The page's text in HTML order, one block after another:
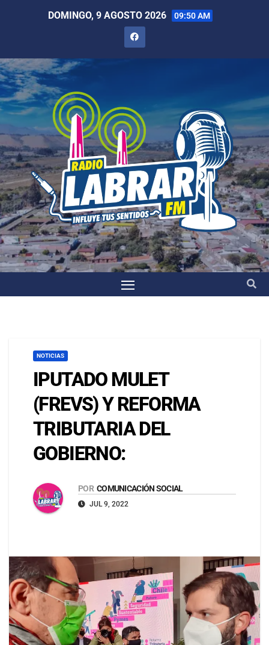
DOMINGO, 9 AGOSTO 2026 09:50 AM
NOTICIAS
IPUTADO MULET
(FREVS) Y REFORMA
TRIBUTARIA DEL
GOBIERNO:
POR COMUNICACIÓN SOCIAL
JUL 9, 2022